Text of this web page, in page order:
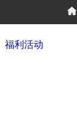
福利活动